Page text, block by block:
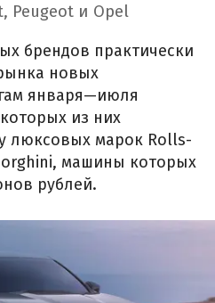
Peugeot и Opel
брендов практически
новых
января—июля
из них
люксовых марок Rolls-
машины которых
рублей.